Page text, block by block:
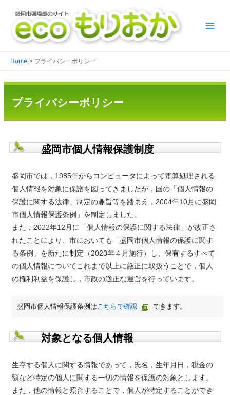
Home プライバシーポリシー
プライバシーポリシー
盛岡市個人情報保護制度
盛岡市では，1985年からコンピュータによって電算処理される
個人情報を対象に保護を図ってきましたが，国の「個人情報の
保護に関する法律」制定の趣旨等を踏まえ，2004年10月に盛岡
市個人情報保護条例」を制定しました。
また，2022年12月に「個人情報の保護に関する法律」が改正さ
れたことにより、市においても「盛岡市個人情報の保護に関す
る条例」を新たに制定（2023年４月施行）し、保有するすべて
の個人情報についてこれまで以上に厳正に取扱うことで，個人
の権利利益を保護し，市政の適正な運営を行っています。
盛岡市個人情報保護条例はこちらで確認 できます。
対象となる個人情報
生存する個人に関する情報であって，氏名，生年月日，税金の
額など特定の個人に関する一切の情報を保護の対象とします。
また，他の情報と照合することで，個人が特定することができ